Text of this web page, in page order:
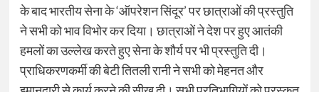
के बाद भारतीय सेना के ‘ऑपरेशन सिंदूर’ पर छात्राओं की प्रस्तुति
ने सभी को भाव विभोर कर दिया। छात्राओं ने देश पर हुए आतंकी
हमलों का उल्लेख करते हुए सेना के शौर्य पर भी प्रस्तुति दी।
प्राधिकरणकर्मी की बेटी तितली रानी ने सभी को मेहनत और